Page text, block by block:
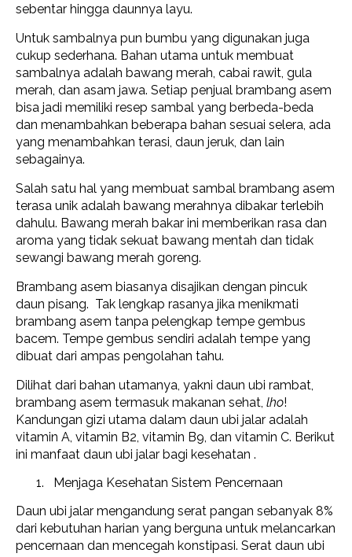
sebentar hingga daunnya layu.
Untuk sambalnya pun bumbu yang digunakan juga
cukup sederhana. Bahan utama untuk membuat
sambalnya adalah bawang merah, cabai rawit, gula
merah, dan asam jawa. Setiap penjual brambang asem
bisa jadi memiliki resep sambal yang berbeda-beda
dan menambahkan beberapa bahan sesuai selera, ada
yang menambahkan terasi, daun jeruk, dan lain
sebagainya.
Salah satu hal yang membuat sambal brambang asem
terasa unik adalah bawang merahnya dibakar terlebih
dahulu. Bawang merah bakar ini memberikan rasa dan
aroma yang tidak sekuat bawang mentah dan tidak
sewangi bawang merah goreng.
Brambang asem biasanya disajikan dengan pincuk
daun pisang. Tak lengkap rasanya jika menikmati
brambang asem tanpa pelengkap tempe gembus
bacem. Tempe gembus sendiri adalah tempe yang
dibuat dari ampas pengolahan tahu.
Dilihat dari bahan utamanya, yakni daun ubi rambat,
brambang asem termasuk makanan sehat, lho!
Kandungan gizi utama dalam daun ubi jalar adalah
vitamin A, vitamin B2, vitamin B9, dan vitamin C. Berikut
ini manfaat daun ubi jalar bagi kesehatan .
Menjaga Kesehatan Sistem Pencernaan
Daun ubi jalar mengandung serat pangan sebanyak 8%
dari kebutuhan harian yang berguna untuk melancarkan
pencernaan dan mencegah konstipasi. Serat daun ubi